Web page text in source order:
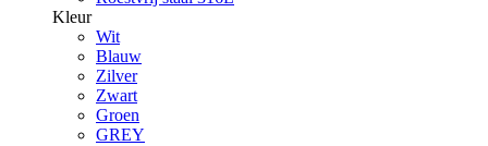
Kleur
Wit
Blauw
Zilver
Zwart
Groen
GREY